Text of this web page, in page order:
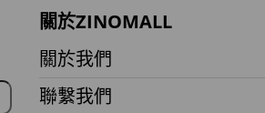
關於ZINOMALL
關於我們
聯繫我們